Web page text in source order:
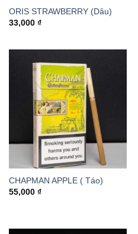
ORIS STRAWBERRY (Dâu)
33,000 ₫
CHAPMAN APPLE ( Táo)
55,000 ₫